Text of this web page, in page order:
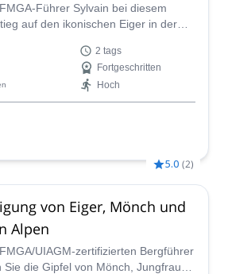
nur Bergtouren, die von
werden.
Führer Sylvain bei diesem
auf den ikonischen Eiger in der
Weg zum Gipfel erklimmen
spektakuläre Ausblicke genießen.
2 tags
Fortgeschritten
Hoch
5.0 (2)
von Eiger, Mönch und
Alpen
UIAGM-zertifizierten Bergführer
Sie die Gipfel von Mönch, Jungfrau